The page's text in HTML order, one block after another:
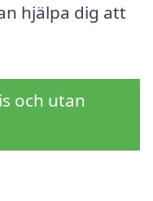
hjälpa dig att
och utan